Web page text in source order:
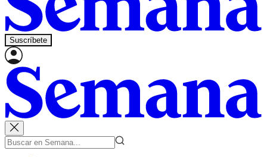
Suscríbete